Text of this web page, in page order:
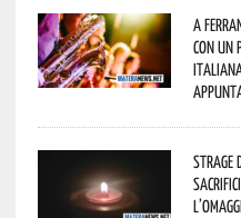
A
con un
Strage